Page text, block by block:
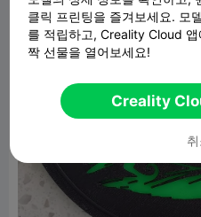
클릭 프린팅을 즐겨보세요. 모
를 적립하고, Creality Cloud
짝 선물을 열어보세요!
Creality